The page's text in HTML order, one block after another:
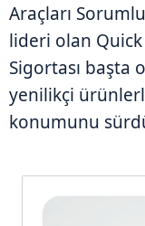
Araçları
lideri olan
Sigortası başta
yenilikçi
konumunu